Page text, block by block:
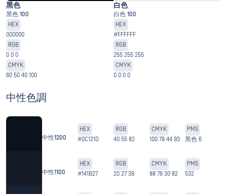
黑色
黑色 100
HEX
000000
RGB
0 0 0
CMYK
60 50 40 100
白色
白色 100
HEX
#FFFFFF
RGB
255 255 255
CMYK
0 0 0 0
中性色調
中性1200
HEX
#0C121D
RGB
40 55 82
CMYK
100 79 44 93
PMS
黑色 6
中性1100
HEX
#141B27
RGB
20 27 39
CMYK
88 76 30 82
PMS
532